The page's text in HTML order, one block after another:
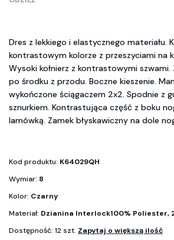
Dres z lekkiego i elastycznego materiału.
kontrastowym kolorze z przeszyciami na
Wysoki kołnierz z kontrastowymi szwami.
po środku z przodu. Boczne kieszenie.
wykończone ściągaczem 2x2. Spodnie z
sznurkiem. Kontrastująca część z boku
lamówką. Zamek błyskawiczny na dole
Kod produktu: K64029QH
Wymiar: 8
Kolor: Czarny
Materiał: Dzianina Interlock100% Poliester,
Dostępność: 12 szt. Zapytaj o większą ilość